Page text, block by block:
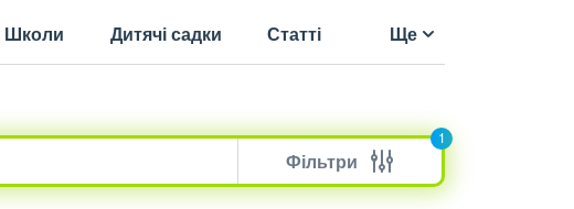
Школи Дитячі садки Статті Ще
Фільтри
1